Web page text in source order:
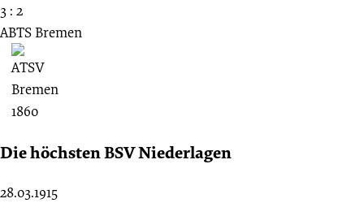
3 : 2
ABTS Bremen
Die höchsten BSV Niederlagen
28.03.1915